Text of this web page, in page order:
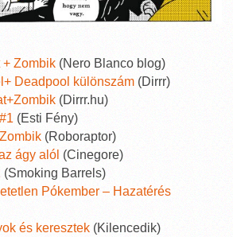
+ Zombik (Nero Blanco blog)
Deadpool különszám (Dirrr)
(Dirrr.hu)
(Esti Fény)
(Roboraptor)
ágy alól (Cinegore)
(Smoking Barrels)
Pókember – Hazatérés
és keresztek (Kilencedik)